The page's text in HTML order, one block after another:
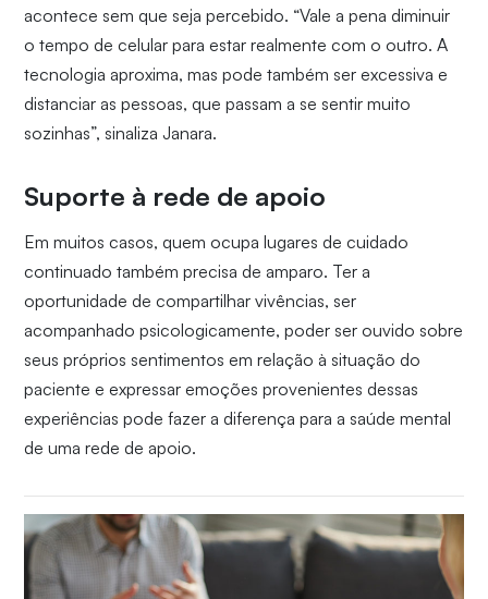
acontece sem que seja percebido. “Vale a pena diminuir
o tempo de celular para estar realmente com o outro. A
tecnologia aproxima, mas pode também ser excessiva e
distanciar as pessoas, que passam a se sentir muito
sozinhas”, sinaliza Janara.
Suporte à rede de apoio
Em muitos casos, quem ocupa lugares de cuidado
continuado também precisa de amparo. Ter a
oportunidade de compartilhar vivências, ser
acompanhado psicologicamente, poder ser ouvido sobre
seus próprios sentimentos em relação à situação do
paciente e expressar emoções provenientes dessas
experiências pode fazer a diferença para a saúde mental
de uma rede de apoio.